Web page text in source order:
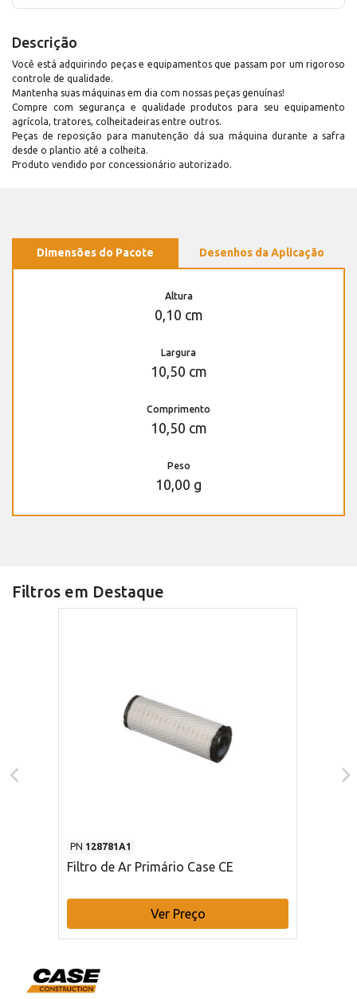
Descrição
Você está adquirindo peças e equipamentos que passam por um rigoroso
controle de qualidade.
Mantenha suas máquinas em dia com nossas peças genuínas!
Compre com segurança e qualidade produtos para seu equipamento
agrícola, tratores, colheitadeiras entre outros.
Peças de reposição para manutenção dá sua máquina durante a safra
desde o plantio até a colheita.
Produto vendido por concessionário autorizado.
Dimensões do Pacote Desenhos da Aplicação
Altura
0,10 cm
Largura
10,50 cm
Comprimento
10,50 cm
Peso
10,00 g
Filtros em Destaque
PN 128781A1
Filtro de Ar Primário Case CE
Ver Preço